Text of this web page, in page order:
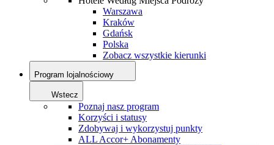
Warszawa
Kraków
Gdańsk
Polska
Zobacz wszystkie kierunki
Program lojalnościowy
Wstecz
Poznaj nasz program
Korzyści i statusy
Zdobywaj i wykorzystuj punkty
ALL Accor+ Abonamenty